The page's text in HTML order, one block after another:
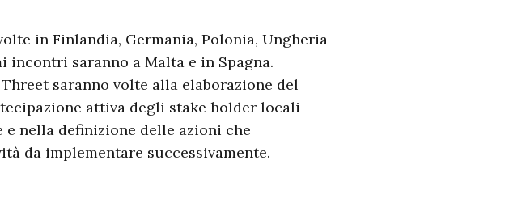
in Finlandia, Germania, Polonia, Ungheria
incontri saranno a Malta e in Spagna.
saranno volte alla elaborazione del
attiva degli stake holder locali
nella definizione delle azioni che
da implementare successivamente.